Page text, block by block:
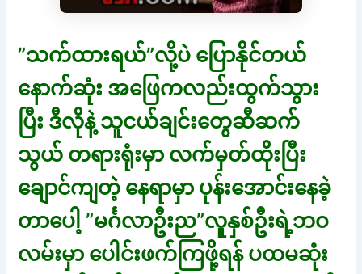
”သက်ထားရယ်”လို့ပဲ ပြောနိုင်တယ်
နောက်ဆုံး အဖြေကလည်းထွက်သွား
ပြီး ဒီလိုနဲ့ သူငယ်ချင်းတွေဆီဆက်
သွယ် တရားရုံးမှာ လက်မှတ်ထိုးပြီး
ချောင်ကျတဲ့ နေရာမှာ ပုန်းအောင်းနေခဲ့
တာပေါ့ ”မင်္ဂလာဦးည”လူနှစ်ဦးရဲ့ဘဝ
လမ်းမှာ ပေါင်းဖက်ကြဖို့ရန် ပထမဆုံး